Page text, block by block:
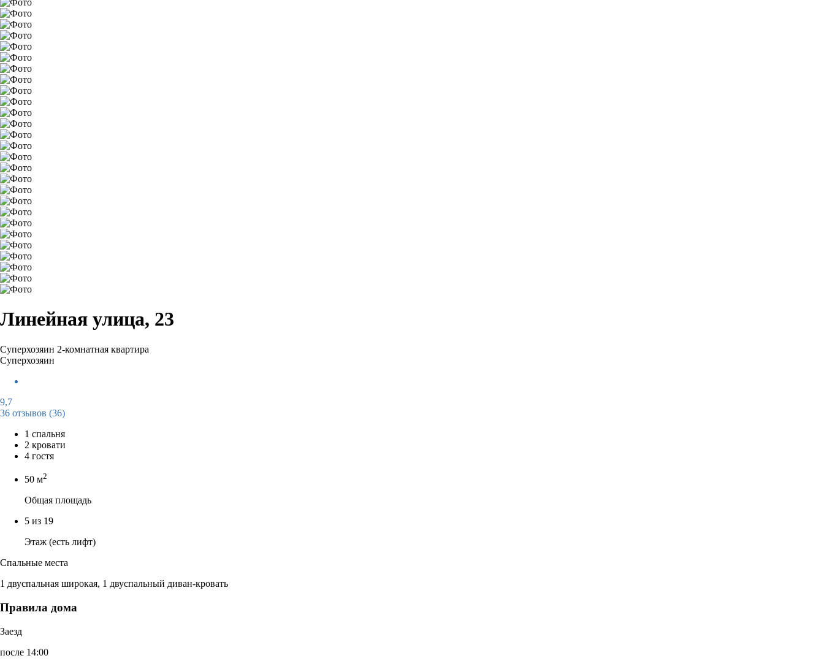
Линейная улица, 23
Суперхозяин 2-комнатная квартира
Суперхозяин
9,7
36 отзывов (36)
1 спальня
2 кровати
4 гостя
50 м2
Общая площадь
5 из 19
Этаж (есть лифт)
Спальные места
1 двуспальная широкая, 1 двуспальный диван-кровать
Правила дома
Заезд
после 14:00